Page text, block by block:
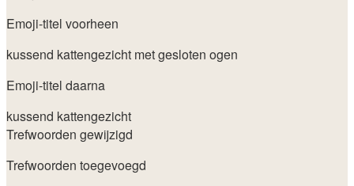
Emoji-titel voorheen
kussend kattengezicht met gesloten ogen
Emoji-titel daarna
kussend kattengezicht
Trefwoorden gewijzigd
Trefwoorden toegevoegd